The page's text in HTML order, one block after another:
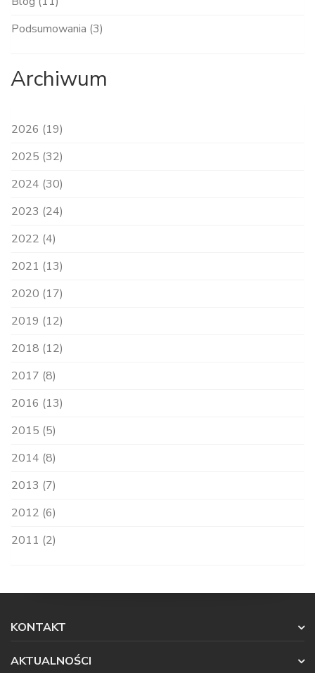
Podsumowania (3)
Archiwum
2026 (19)
2025 (32)
2024 (30)
2023 (24)
2022 (4)
2021 (13)
2020 (17)
2019 (12)
2018 (12)
2017 (8)
2016 (13)
2015 (5)
2014 (8)
2013 (7)
2012 (6)
2011 (2)
KONTAKT
AKTUALNOŚCI